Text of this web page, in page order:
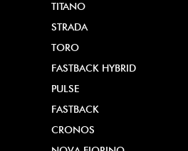
TITANO
STRADA
TORO
FASTBACK HYBRID
PULSE
FASTBACK
CRONOS